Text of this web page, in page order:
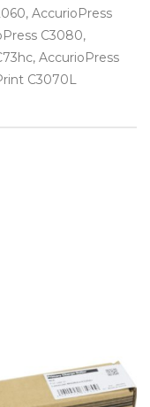
AccurioPress
C3080,
AccurioPress
C3070L